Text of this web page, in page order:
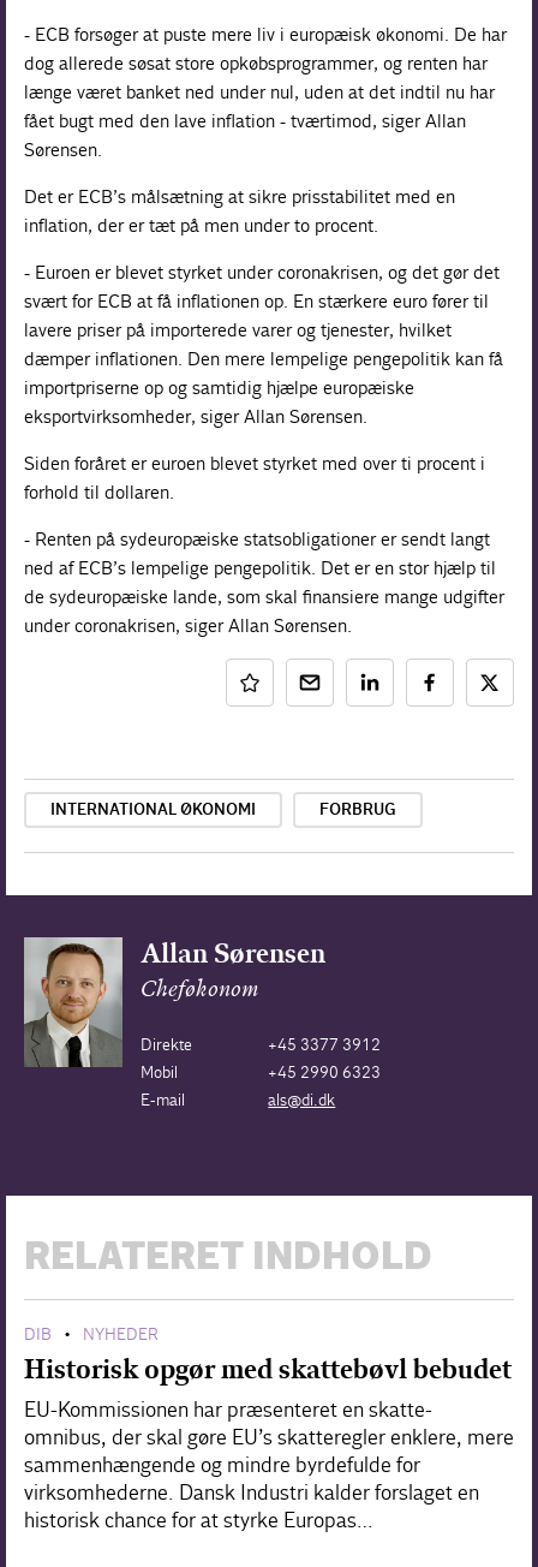
- ECB forsøger at puste mere liv i europæisk økonomi. De har
dog allerede søsat store opkøbsprogrammer, og renten har
længe været banket ned under nul, uden at det indtil nu har
fået bugt med den lave inflation - tværtimod, siger Allan
Sørensen.
Det er ECB’s målsætning at sikre prisstabilitet med en
inflation, der er tæt på men under to procent.
- Euroen er blevet styrket under coronakrisen, og det gør det
svært for ECB at få inflationen op. En stærkere euro fører til
lavere priser på importerede varer og tjenester, hvilket
dæmper inflationen. Den mere lempelige pengepolitik kan få
importpriserne op og samtidig hjælpe europæiske
eksportvirksomheder, siger Allan Sørensen.
Siden foråret er euroen blevet styrket med over ti procent i
forhold til dollaren.
- Renten på sydeuropæiske statsobligationer er sendt langt
ned af ECB’s lempelige pengepolitik. Det er en stor hjælp til
de sydeuropæiske lande, som skal finansiere mange udgifter
under coronakrisen, siger Allan Sørensen.
INTERNATIONAL ØKONOMI FORBRUG
Allan Sørensen
Cheføkonom
Direkte
+45 3377 3912
Mobil
+45 2990 6323
E-mail
als@di.dk
RELATERET INDHOLD
DIB • NYHEDER
Historisk opgør med skattebøvl bebudet
EU-Kommissionen har præsenteret en skatte-
omnibus, der skal gøre EU’s skatteregler enklere, mere
sammenhængende og mindre byrdefulde for
virksomhederne. Dansk Industri kalder forslaget en
historisk chance for at styrke Europas…